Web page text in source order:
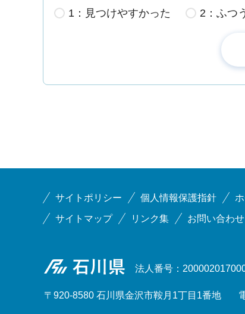
1：見つけやすかった
2：ふつ
サイトポリシー 個人情報保護指針
サイトマップ リンク集 お問い合わせ
石川県 法人番号：
〒920-8580 石川県金沢市鞍月1丁目1番地